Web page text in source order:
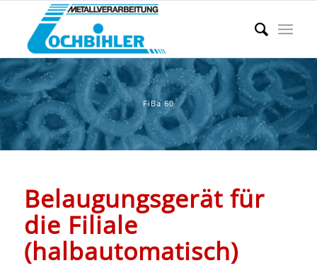
FiBa 60
Belaugungsgerät für
die Filiale
(halbautomatisch)